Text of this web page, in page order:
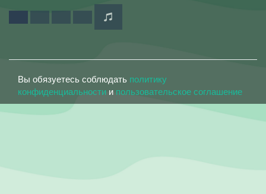
Вы обязуетесь соблюдать политику
конфиденциальности и пользовательское соглашение